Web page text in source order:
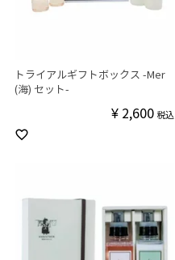
トライアルギフトボックス -Mer
(海) セット-
¥ 2,600 税込